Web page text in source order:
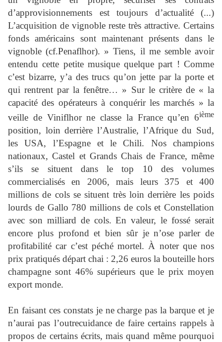
d’approvisionnements est toujours d’actualité (...)
L’acquisition de vignoble reste très attractive. Certains
fonds américains sont maintenant présents dans le
vignoble (cf.Penaflhor). » Tiens, il me semble avoir
entendu cette petite musique quelque part ! Comme
c’est bizarre, y’a des trucs qu’on jette par la porte et
qui rentrent par la fenêtre… » Sur le critère de « la
capacité des opérateurs à conquérir les marchés » la
veille de Viniflhor ne classe la France qu’en 6ième
position, loin derrière l’Australie, l’Afrique du Sud,
les USA, l’Espagne et le Chili. Nos champions
nationaux, Castel et Grands Chais de France, même
s’ils se situent dans le top 10 des volumes
commercialisés en 2006, mais leurs 375 et 400
millions de cols se situent très loin derrière les poids
lourds de Gallo 780 millions de cols et Constellation
avec son milliard de cols. En valeur, le fossé serait
encore plus profond et bien sûr je n’ose parler de
profitabilité car c’est péché mortel. À noter que nos
prix pratiqués départ chai : 2,26 euros la bouteille hors
champagne sont 46% supérieurs que le prix moyen
export monde.
En faisant ces constats je ne charge pas la barque et je
n’aurai pas l’outrecuidance de faire certains rappels à
propos de certains écrits, mais quand même pourquoi